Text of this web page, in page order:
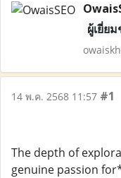
ผู้เยี่ย
14 พ.ค. 2568 11:57 #1
The depth of
genuine passion